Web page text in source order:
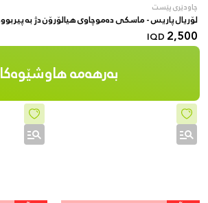
چاودێری پێست
لۆریال پاریس - ماسکی دەموچاوی هیالۆرۆن دژ بە پیربوون +HA
2,500
IQD
بەرهەمە